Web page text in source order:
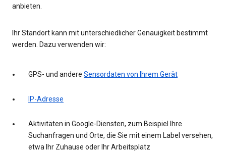
anbieten.
Ihr Standort kann mit unterschiedlicher Genauigkeit bestimmt
werden. Dazu verwenden wir:
GPS- und andere Sensordaten von Ihrem Gerät
IP-Adresse
Aktivitäten in Google-Diensten, zum Beispiel Ihre
Suchanfragen und Orte, die Sie mit einem Label versehen,
etwa Ihr Zuhause oder Ihr Arbeitsplatz